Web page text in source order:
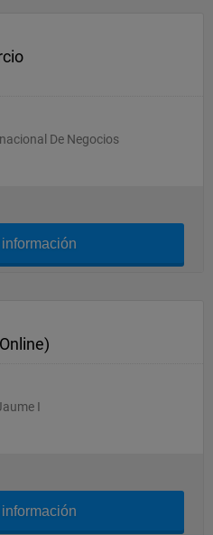
De Negocios
I